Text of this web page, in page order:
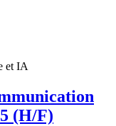
et IA
(H/F)